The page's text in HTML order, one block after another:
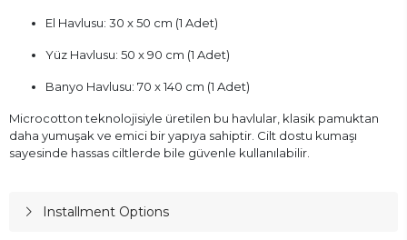
El Havlusu: 30 x 50 cm (1 Adet)
Yüz Havlusu: 50 x 90 cm (1 Adet)
Banyo Havlusu: 70 x 140 cm (1 Adet)
Microcotton teknolojisiyle üretilen bu havlular, klasik pamuktan
daha yumuşak ve emici bir yapıya sahiptir. Cilt dostu kumaşı
sayesinde hassas ciltlerde bile güvenle kullanılabilir.
Installment Options